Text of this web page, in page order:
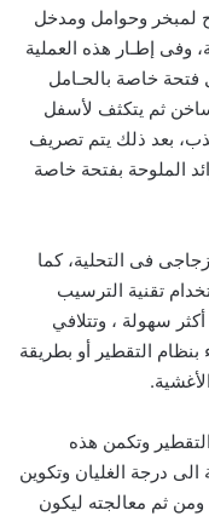
لمبخر وحوامل ومدخل
وفى إطـار هذه العملية
خاصة بالحـامل
ثم يتكثف لأسفل
بعد ذلك يتم تصريف
الملوحة بفتحة خاصة
فى التحلية، كما
تقنية الترسيب
سهولة ، وتتلافي
التقطير أو بطريقة
وتكمن هذه
درجة الغليان وتكوين
ومن ثم معالجته ليكون